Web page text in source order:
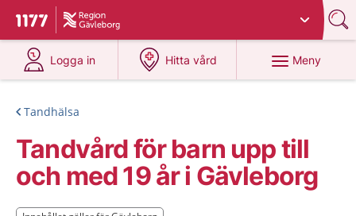
Till startsidan för 1177
Du har valt region
Logga in
på 1177.se
Hitta vård
på 1177.se
Meny
Tandhälsa
Tandvård för barn upp till
och med 19 år i Gävleborg